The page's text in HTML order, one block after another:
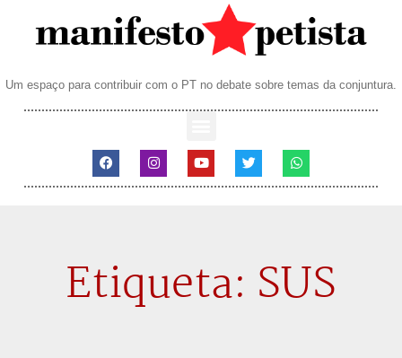
Um espaço para contribuir com o PT no debate sobre temas da conjuntura.
Etiqueta: SUS